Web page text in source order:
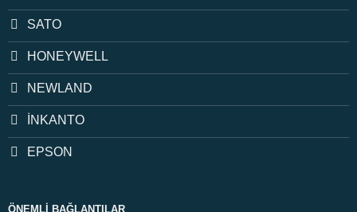
SATO
HONEYWELL
NEWLAND
İNKANTO
EPSON
ÖNEMLI BAĞLANTILAR